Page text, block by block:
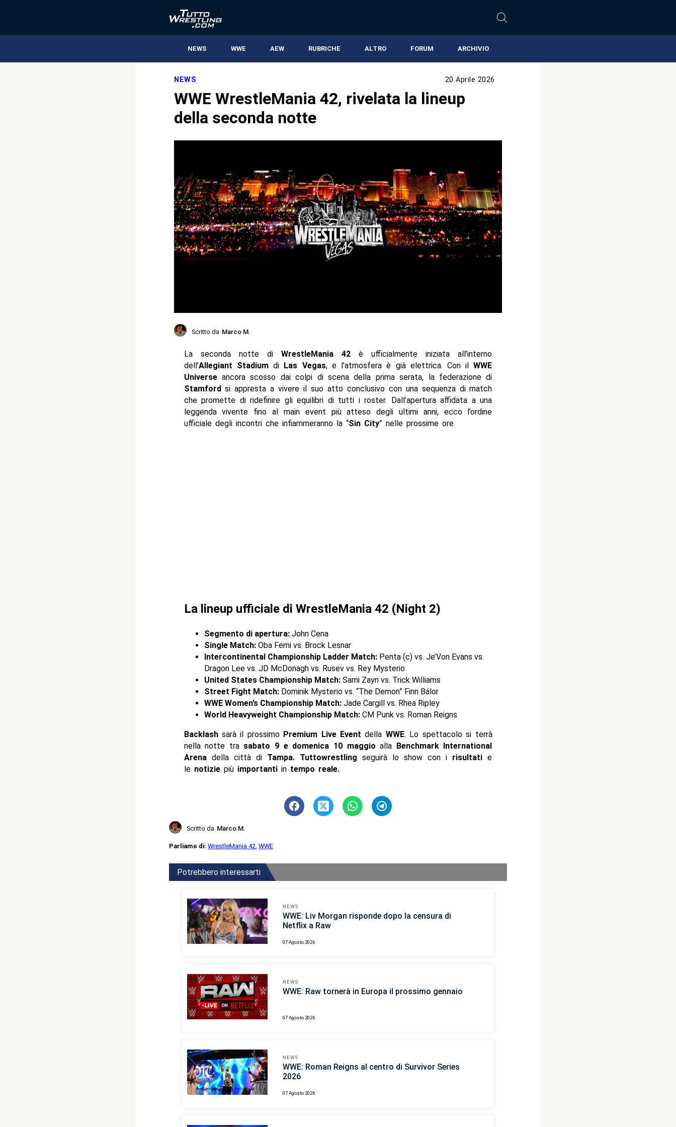
NEWS WWE AEW RUBRICHE ALTRO FORUM ARCHIVIO
NEWS 20 Aprile 2026
WWE WrestleMania 42, rivelata la lineup
della seconda notte
Scritto da Marco M.
La seconda notte di WrestleMania 42 è ufficialmente iniziata all’interno
dell’Allegiant Stadiumdi Las Vegas, e l’atmosfera è già elettrica. Con ilWWE
Universeancora scosso dai colpi di scena della prima serata, la federazione di
Stamfordsi appresta a vivere il suo atto conclusivo con una sequenza di match
che promette di ridefinire gli equilibri di tutti i roster. Dall’apertura affidata a una
leggenda vivente fino al main event più atteso degli ultimi anni, ecco l’ordine
ufficiale degli incontri che infiammeranno la “Sin City” nelle prossime ore.
La lineup ufficiale di WrestleMania 42 (Night 2)
Segmento di apertura:John Cena
Single Match:Oba Femi vs. Brock Lesnar
Intercontinental Championship Ladder Match:Penta (c) vs. Je’Von Evans vs.
Dragon Lee vs. JD McDonagh vs. Rusev vs. Rey Mysterio
United States Championship Match:Sami Zayn vs. Trick Williams
Street Fight Match:Dominik Mysterio vs. “The Demon” Finn Bálor
WWE Women’s Championship Match:Jade Cargill vs. Rhea Ripley
World Heavyweight Championship Match:CM Punk vs. Roman Reigns
Backlash sarà il prossimoPremium Live Event della WWE. Lo spettacolo si terrà
nella notte tra sabato 9 e domenica 10 maggio alla Benchmark International
Arena della città diTampa. Tuttowrestlingseguirà lo show con i risultati e
le notiziepiù importantiin tempo reale.
Scritto da Marco M.
Parliamo di: WrestleMania 42, WWE
Potrebbero interessarti
NEWS
WWE: Liv Morgan risponde dopo la censura di
Netflix a Raw
07 Agosto 2026
NEWS
WWE: Raw tornerà in Europa il prossimo gennaio
07 Agosto 2026
NEWS
WWE: Roman Reigns al centro di Survivor Series
2026
07 Agosto 2026